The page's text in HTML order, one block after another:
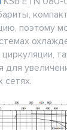
поэтому
для
сетях.